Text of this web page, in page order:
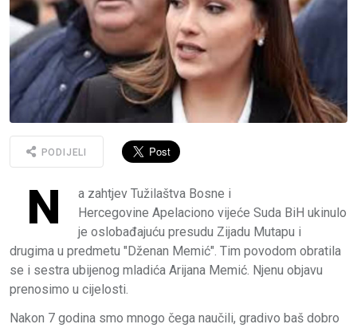
PODIJELI
N
a zahtjev Tužilaštva Bosne i
Hercegovine Apelaciono vijeće Suda BiH ukinulo
je oslobađajuću presudu Zijadu Mutapu i
drugima u predmetu "Dženan Memić". Tim povodom obratila
se i sestra ubijenog mladića Arijana Memić. Njenu objavu
prenosimo u cijelosti.
Nakon 7 godina smo mnogo čega naučili, gradivo baš dobro